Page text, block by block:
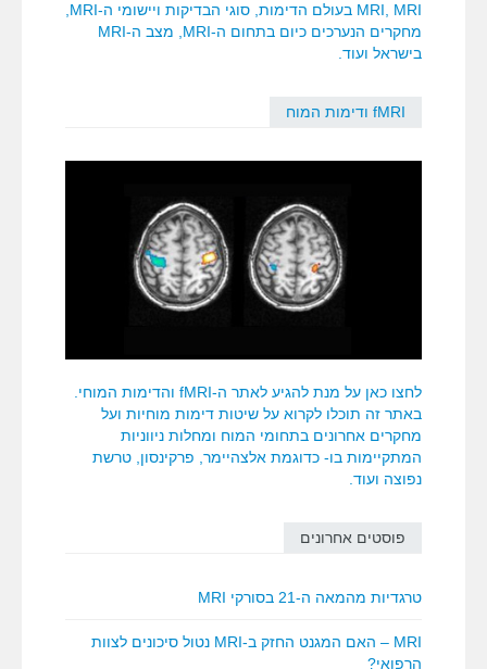
MRI, MRI בעולם הדימות, סוגי הבדיקות ויישומי ה-MRI,
מחקרים הנערכים כיום בתחום ה-MRI, מצב ה-MRI
בישראל ועוד.
fMRI ודימות המוח
לחצו כאן על מנת להגיע לאתר ה-fMRI והדימות המוחי.
באתר זה תוכלו לקרוא על שיטות דימות מוחיות ועל
מחקרים אחרונים בתחומי המוח ומחלות ניווניות
המתקיימות בו- כדוגמת אלצהיימר, פרקינסון, טרשת
נפוצה ועוד.
פוסטים אחרונים
טרגדיות מהמאה ה-21 בסורקי MRI
MRI – האם המגנט החזק ב-MRI נטול סיכונים לצוות
הרפואי?